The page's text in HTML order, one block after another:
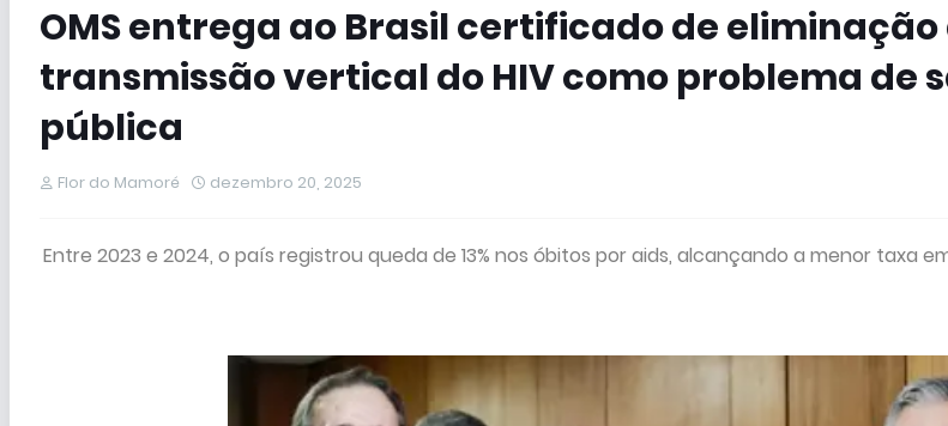
OMS entrega ao Brasil certificado de eliminação
transmissão vertical do HIV como problema de
pública
Flor do Mamoré dezembro 20, 2025
Entre 2023 e 2024, o país registrou queda de 13% nos óbitos por aids, alcançando a menor taxa